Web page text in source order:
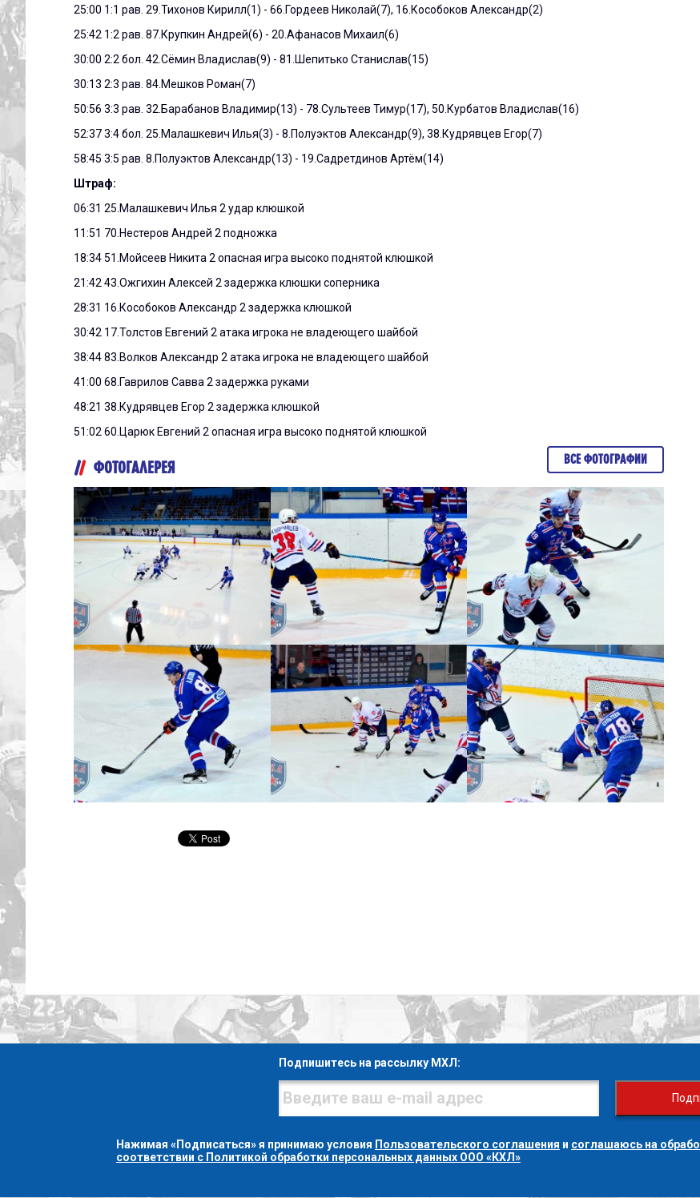
25:00 1:1 рав. 29.Тихонов Кирилл(1) - 66.Гордеев Николай(7), 16.Кособоков Александр(2)
25:42 1:2 рав. 87.Крупкин Андрей(6) - 20.Афанасов Михаил(6)
30:00 2:2 бол. 42.Сёмин Владислав(9) - 81.Шепитько Станислав(15)
30:13 2:3 рав. 84.Мешков Роман(7)
50:56 3:3 рав. 32.Барабанов Владимир(13) - 78.Сультеев Тимур(17), 50.Курбатов Владислав(16)
52:37 3:4 бол. 25.Малашкевич Илья(3) - 8.Полуэктов Александр(9), 38.Кудрявцев Егор(7)
58:45 3:5 рав. 8.Полуэктов Александр(13) - 19.Садретдинов Артём(14)
Штраф:
06:31 25.Малашкевич Илья 2 удар клюшкой
11:51 70.Нестеров Андрей 2 подножка
18:34 51.Мойсеев Никита 2 опасная игра высоко поднятой клюшкой
21:42 43.Ожгихин Алексей 2 задержка клюшки соперника
28:31 16.Кособоков Александр 2 задержка клюшкой
30:42 17.Толстов Евгений 2 атака игрока не владеющего шайбой
38:44 83.Волков Александр 2 атака игрока не владеющего шайбой
41:00 68.Гаврилов Савва 2 задержка руками
48:21 38.Кудрявцев Егор 2 задержка клюшкой
51:02 60.Царюк Евгений 2 опасная игра высоко поднятой клюшкой
ФОТОГАЛЕРЕЯ ВСЕ ФОТОГРАФИИ
Подпишитесь на рассылку МХЛ:
Нажимая «Подписаться» я принимаю условия Пользовательского соглашения и соглашаюсь на
соответствии с Политикой обработки персональных данных ООО «КХЛ»